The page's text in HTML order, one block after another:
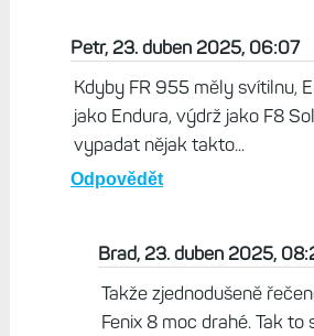
tlustý. Kdyby Garmin udělal nějakej
Odpovědět
Martin OK5MJ , 22. duben 2025,
Odpovědět
Petr, 23. duben 2025, 06:07